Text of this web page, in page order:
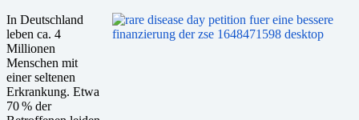
In Deutschland
leben ca. 4
Millionen
Menschen mit
einer seltenen
Erkrankung. Etwa
70 % der